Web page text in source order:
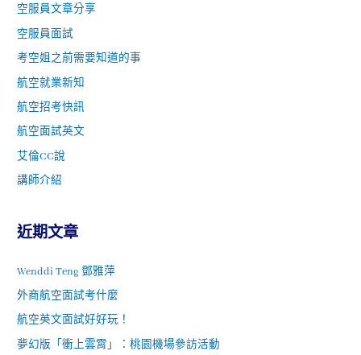
空服員文章分享
空服員面試
考空姐之前需要知道的事
航空就業新知
航空招考快訊
航空面試英文
艾倫CC說
講師介紹
近期文章
Wenddi Teng 鄧雅萍
外商航空面試考什麼
航空英文面試好好玩！
夢幻版「衝上雲霄」：桃園機場參訪活動